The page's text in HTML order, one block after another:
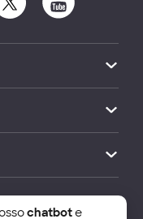
and
chatbote